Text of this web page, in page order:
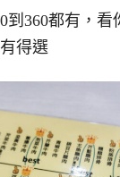
到360都有，
得選